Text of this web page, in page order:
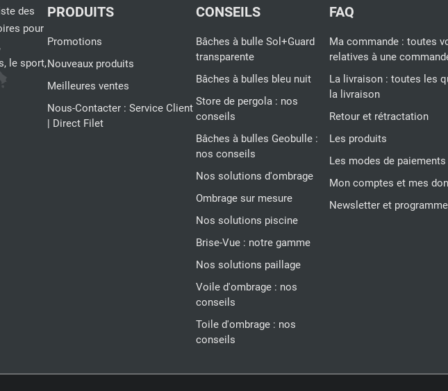
des
pour
le sport,
PRODUITS
Promotions
Nouveaux produits
Meilleures ventes
Nous-Contacter : Service Client
| Direct Filet
CONSEILS
Bâches à bulle Sol+Guard
transparente
Bâches à bulles bleu nuit
Store de pergola : nos
conseils
Bâches à bulles Geobulle :
nos conseils
Nos solutions d'ombrage
Ombrage sur mesure
Nos solutions piscine
Brise-Vue : notre gamme
Nos solutions paillage
Voile d'ombrage : nos
conseils
Toile d'ombrage : nos
conseils
FAQ
Ma commande : toutes
relatives à une
La livraison : toutes les
la livraison
Retour et rétractation
Les produits
Les modes de paiements
Mon comptes et mes
Newsletter et